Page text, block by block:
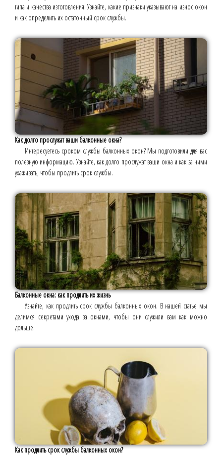
типа и качества изготовления. Узнайте, какие признаки указывают на износ окон
и как определить их остаточный срок службы.
Как долго прослужат ваши балконные окна?
Интересуетесь сроком службы балконных окон? Мы подготовили для вас
полезную информацию. Узнайте, как долго прослужат ваши окна и как за ними
ухаживать, чтобы продлить срок службы.
Балконные окна: как продлить их жизнь
Узнайте, как продлить срок службы балконных окон. В нашей статье мы
делимся секретами ухода за окнами, чтобы они служили вам как можно
дольше.
Как продлить срок службы балконных окон?